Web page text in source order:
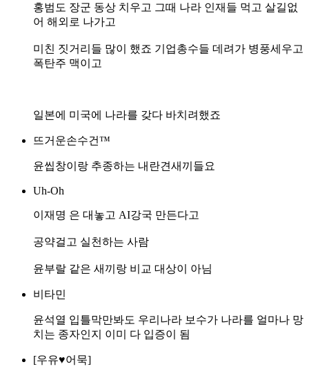
홍범도 장군 동상 치우고 그때 나라 인재들 먹고 살길없
어 해외로 나가고
미친 짓거리들 많이 했죠 기업총수들 데려가 병풍세우고
폭탄주 맥이고
일본에 미국에 나라를 갖다 바치려했죠
뜨거운손수건™
윤씹창이랑 추종하는 내란견새끼들요
Uh-Oh
이재명 은 대놓고 AI강국 만든다고
공약걸고 실천하는 사람
윤부랄 같은 새끼랑 비교 대상이 아님
비타민
윤석열 입틀막만봐도 우리나라 보수가 나라를 얼마나 망
치는 종자인지 이미 다 입증이 됨
[우유♥어묵]